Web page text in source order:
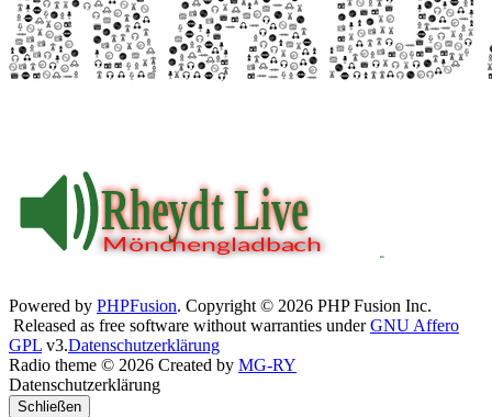
Powered by PHPFusion. Copyright © 2026 PHP Fusion Inc.
Released as free software without warranties underGNU Affero
GPL v3.Datenschutzerklärung
Radio theme © 2026 Created by MG-RY
Datenschutzerklärung
Schließen